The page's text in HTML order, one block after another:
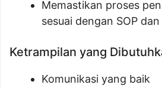
Memastikan proses
sesuai dengan SOP
Ketrampilan yang
Komunikasi yang baik